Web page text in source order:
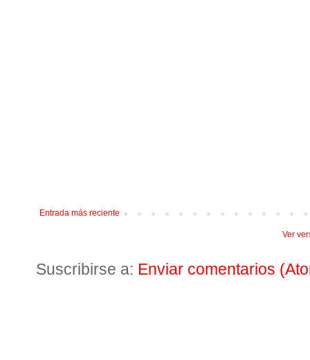
Entrada más reciente
Ver
Suscribirse a: Enviar comentarios